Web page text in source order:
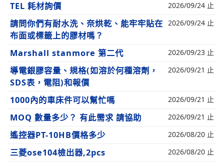
TEL 耗材詢價 2026/09/24 止
請問你們有耐水洗、奈烘乾、能牢牢貼在
布面或標籤上的膠材嗎？
2026/09/24 止
Marshall stanmore 第二代 2026/09/23 止
導電銀膠容量、規格(如溶於何種溶劑，
SDS表，電阻)和報價
2026/09/21 止
1000內的車床件可以幫忙嗎 2026/09/21 止
MOQ 數量多少？ 有此需求 請協助 2026/09/21 止
遙控器PT-10HB價格多少 2026/08/20 止
三菱ose104檢出器,2pcs 2026/08/20 止